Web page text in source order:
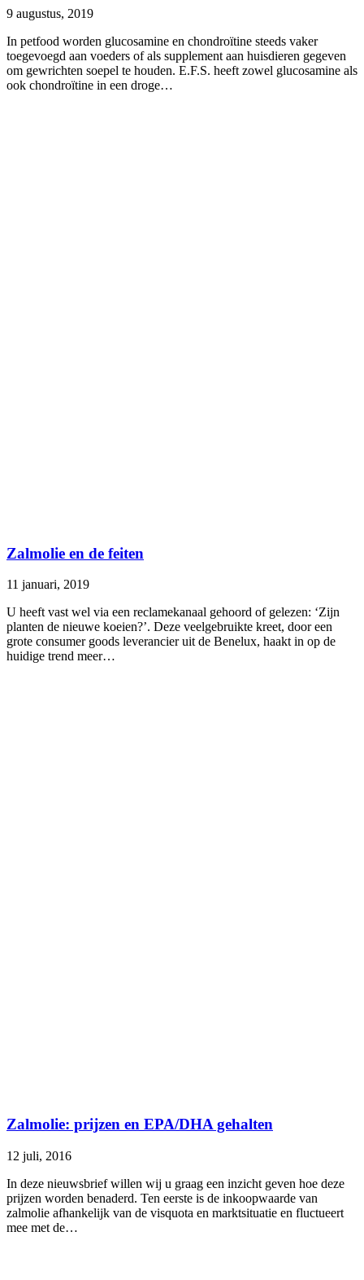
9 augustus, 2019
In petfood worden glucosamine en chondroïtine steeds vaker
toegevoegd aan voeders of als supplement aan huisdieren gegeven
om gewrichten soepel te houden. E.F.S. heeft zowel glucosamine als
ook chondroïtine in een droge…
Zalmolie en de feiten
11 januari, 2019
U heeft vast wel via een reclamekanaal gehoord of gelezen: ‘Zijn
planten de nieuwe koeien?’. Deze veelgebruikte kreet, door een
grote consumer goods leverancier uit de Benelux, haakt in op de
huidige trend meer…
Zalmolie: prijzen en EPA/DHA gehalten
12 juli, 2016
In deze nieuwsbrief willen wij u graag een inzicht geven hoe deze
prijzen worden benaderd. Ten eerste is de inkoopwaarde van
zalmolie afhankelijk van de visquota en marktsituatie en fluctueert
mee met de…